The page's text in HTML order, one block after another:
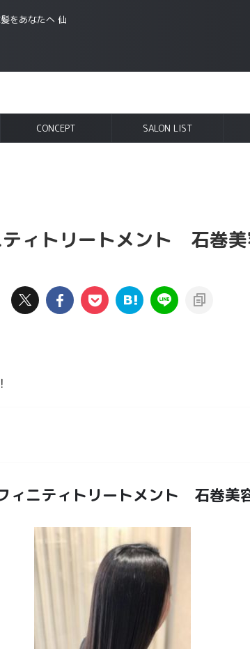
をあなたへ 仙
CONCEPT SALON LIST
ィトリートメント 石巻美
ィニティトリートメント 石巻美